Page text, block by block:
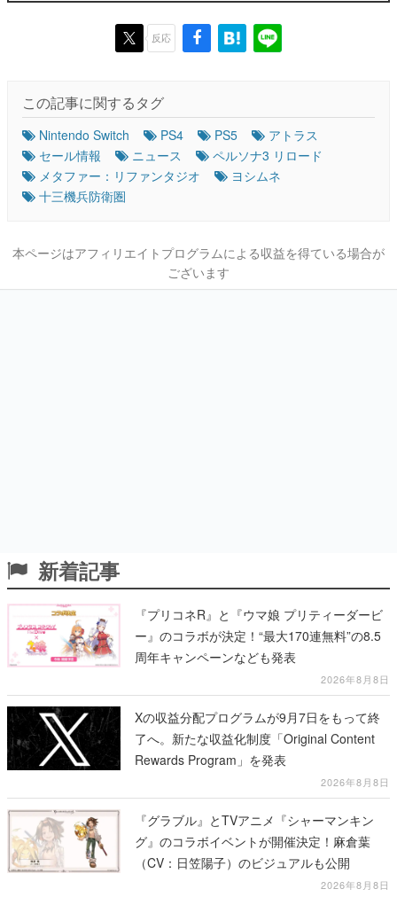
反応
この記事に関するタグ
Nintendo Switch PS4 PS5
アトラス
セール情報
ニュース
ペルソナ3 リロード
メタファー：リファンタジオ
ヨシムネ
十三機兵防衛圏
本ページはアフィリエイトプログラムによる収益を得ている場合が
ございます
新着記事
『プリコネR』と『ウマ娘 プリティーダービ
ー』のコラボが決定！“最大170連無料”の8.5
周年キャンペーンなども発表
2026年8月8日
Xの収益分配プログラムが9月7日をもって終
了へ。新たな収益化制度「Original Content
Rewards Program」を発表
2026年8月8日
『グラブル』とTVアニメ『シャーマンキン
グ』のコラボイベントが開催決定！麻倉葉
（CV：日笠陽子）のビジュアルも公開
2026年8月8日